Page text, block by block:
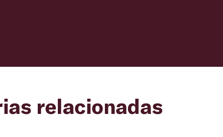
relacionadas